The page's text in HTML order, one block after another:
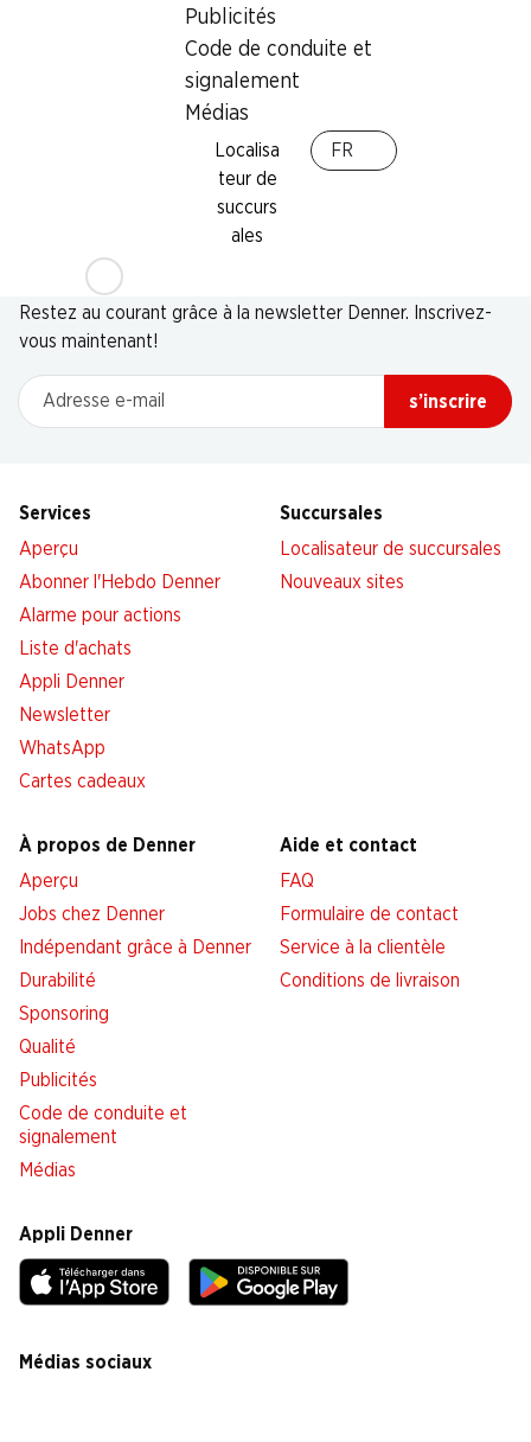
Publicités
Code de conduite et
signalement
Médias
Localisa
teur de
succurs
ales
FR
Newsletter
Restez au courant grâce à la newsletter Denner. Inscrivez-
vous maintenant!
Adresse e-mail
s’inscrire
Services
Aperçu
Abonner l'Hebdo Denner
Alarme pour actions
Liste d'achats
Appli Denner
Newsletter
WhatsApp
Cartes cadeaux
Succursales
Localisateur de succursales
Nouveaux sites
À propos de Denner
Aperçu
Jobs chez Denner
Indépendant grâce à Denner
Durabilité
Sponsoring
Qualité
Publicités
Code de conduite et
signalement
Médias
Aide et contact
FAQ
Formulaire de contact
Service à la clientèle
Conditions de livraison
Appli Denner
Médias sociaux